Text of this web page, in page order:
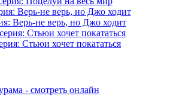
Верь-не верь, но Джо ходит
Стьюи хочет покататься